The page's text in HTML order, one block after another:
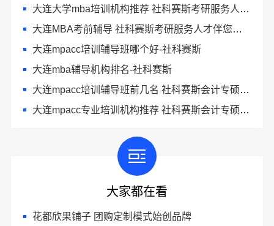
大连大学mba培训机构推荐 社科赛斯考研服务人才伴您成长
大连MBA考前辅导 社科赛斯考研服务人才伴您成长
大连mpacc培训辅导班哪个好-社科赛斯
大连mba辅导机构排名-社科赛斯
大连mpacc培训辅导班前几名 社科赛斯会计专硕辅导班重难点精准锁定
大连mpacc专业培训机构推荐 社科赛斯会计专硕辅导班重难点精准锁定
大家都在看
花都欣果铺子 团购定制模式始创品牌